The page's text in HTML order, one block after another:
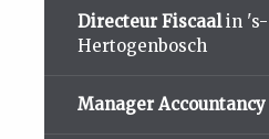
Directeur Fiscaalin 's-
Hertogenbosch
Manager Accountancy